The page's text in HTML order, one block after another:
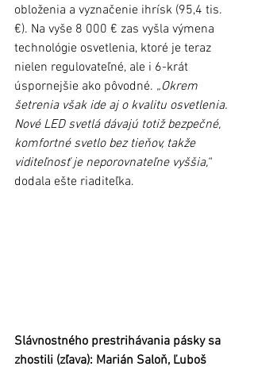
obloženia a vyznačenie ihrísk (95,4 tis.
€). Na vyše 8 000 € zas vyšla výmena
technológie osvetlenia, ktoré je teraz
nielen regulovateľné, ale i 6-krát
úspornejšie ako pôvodné. „Okrem
šetrenia však ide aj o kvalitu osvetlenia.
Nové LED svetlá dávajú totiž bezpečné,
komfortné svetlo bez tieňov, takže
viditeľnosť je neporovnateľne vyššia,“
dodala ešte riaditeľka.
Slávnostného prestrihávania pásky sa
zhostili (zľava): Marián Saloň, Ľuboš